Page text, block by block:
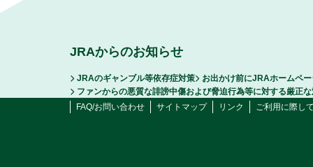
JRAからのお知らせ
JRAのギャンブル等依存症対策
お出かけ前にJRAホームペ
ファンからの悪質な誹謗中傷および脅迫行為等に対する厳正
FAQ/お問い合わせ
サイトマップ リンク ご利用に際し